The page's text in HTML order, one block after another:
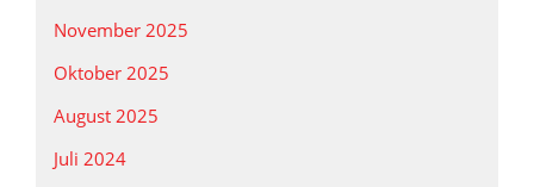
November 2025
Oktober 2025
August 2025
Juli 2024